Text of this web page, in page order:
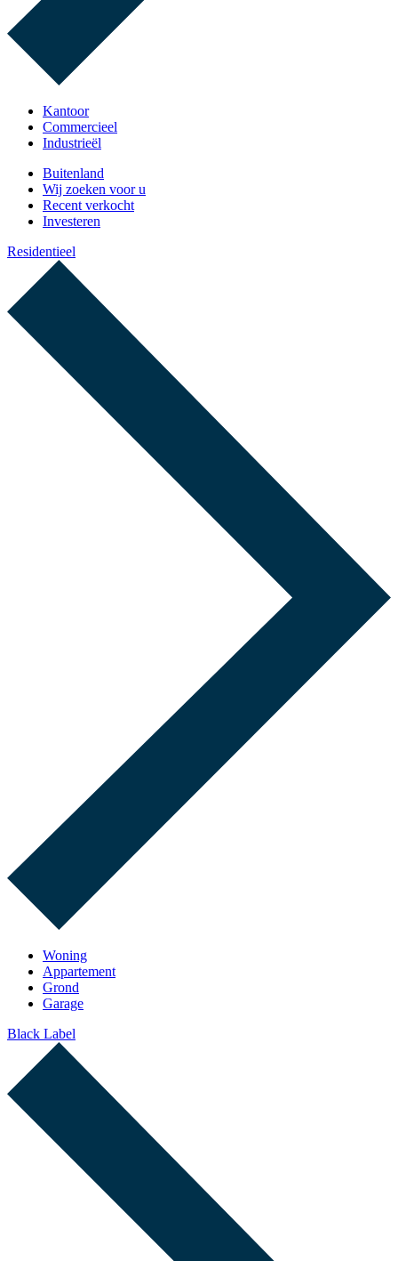
Kantoor
Commercieel
Industrieël
Buitenland
Wij zoeken voor u
Recent verkocht
Investeren
Residentieel
Woning
Appartement
Grond
Garage
Black Label